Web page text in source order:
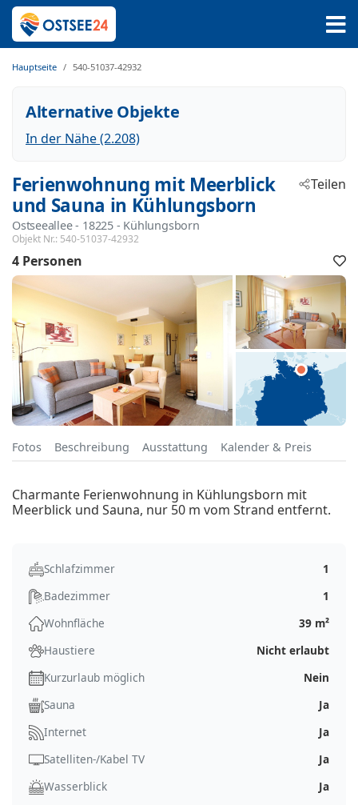
Hauptseite 540-51037-42932
Alternative Objekte
In der Nähe (2.208)
Ferienwohnung mit Meerblick
und Sauna in Kühlungsborn
Ostseeallee - 18225 - Kühlungsborn
Objekt Nr.: 540-51037-42932
Teilen
4 Personen
Fotos Beschreibung Ausstattung Kalender & Preis
Charmante Ferienwohnung in Kühlungsborn mit
Meerblick und Sauna, nur 50 m vom Strand entfernt.
Schlafzimmer
1
Badezimmer
1
Wohnfläche
39 m²
Haustiere
Nicht erlaubt
Kurzurlaub möglich
Nein
Sauna
Ja
Internet
Ja
Satelliten-/Kabel TV
Ja
Wasserblick
Ja